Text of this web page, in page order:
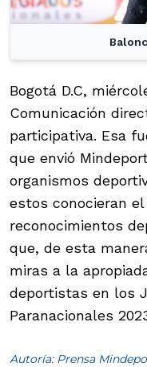
Bogotá D.C,
Comunicación
participativa. Esa
que envió
organismos
estos conocieran
reconocimientos
que, de esta
miras a la
deportistas en los
Paranacionales
Autoría: Prensa